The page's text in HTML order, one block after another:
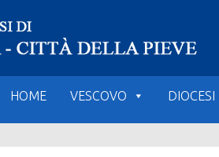
HOME VESCOVO DIOCESI